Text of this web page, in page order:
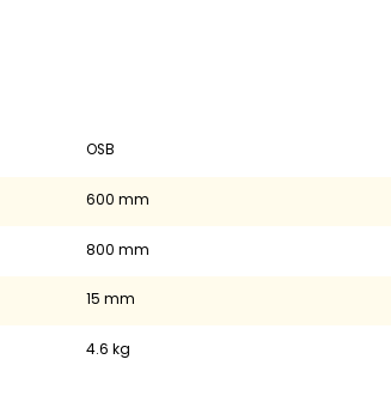
OSB
600 mm
800 mm
15 mm
4.6 kg